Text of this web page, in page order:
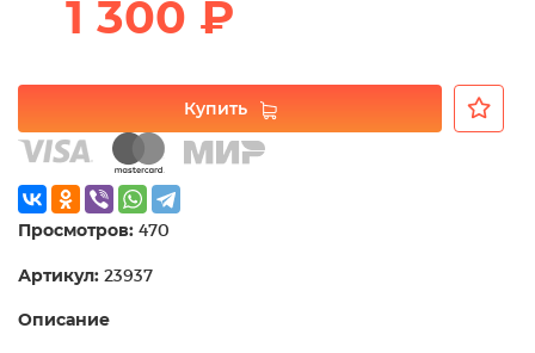
1 300 ₽
Купить
Просмотров: 470
Артикул: 23937
Описание